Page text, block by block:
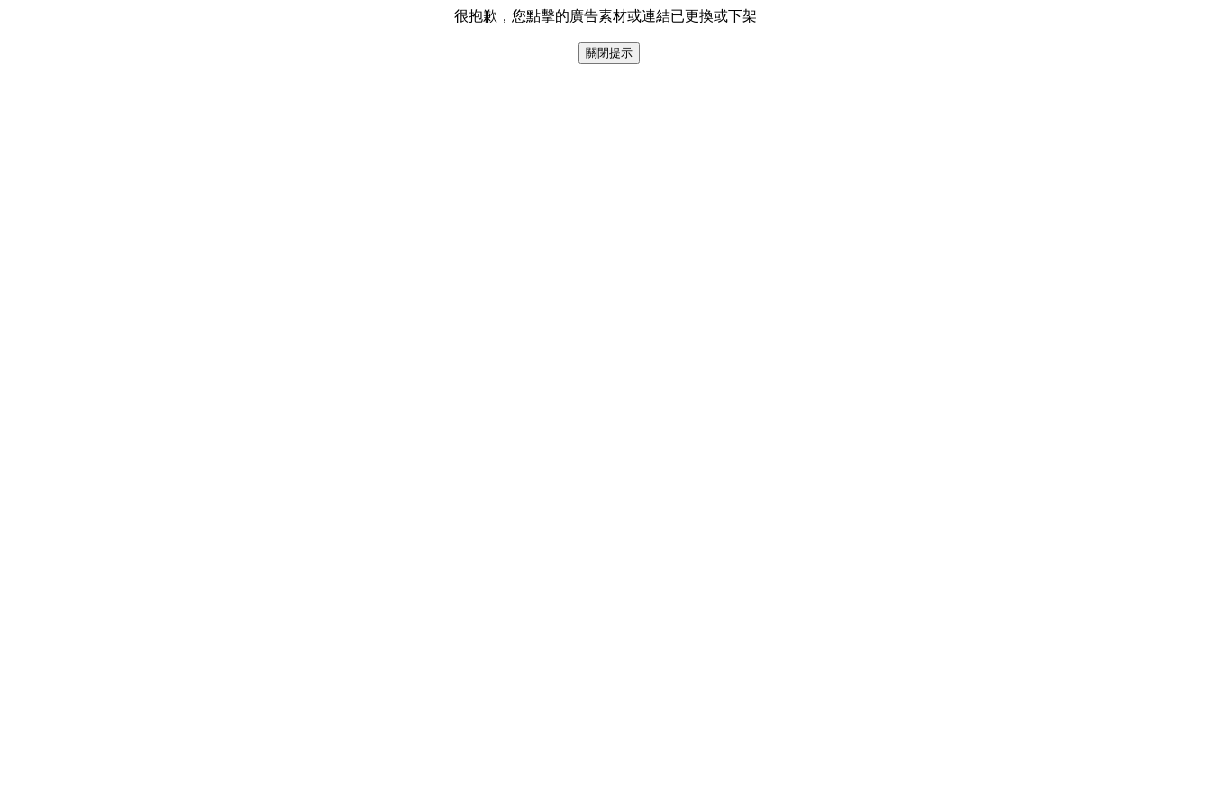
很抱歉，您點擊的廣告素材或連結已更換或下架